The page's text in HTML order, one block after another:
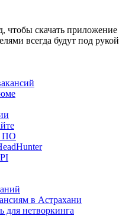
чтобы скачать приложение
всегда будут под рукой
ПО
в Астрахани
для нетворкинга